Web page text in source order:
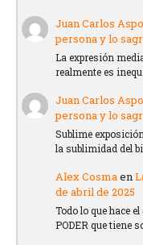
Juan Carlos
persona y lo
La expresión
realmente es
Juan Carlos
persona y lo
Sublime
la sublimidad del
Alex Cosmaen
de abril de 2025
Todo lo que hace
PODER que tiene